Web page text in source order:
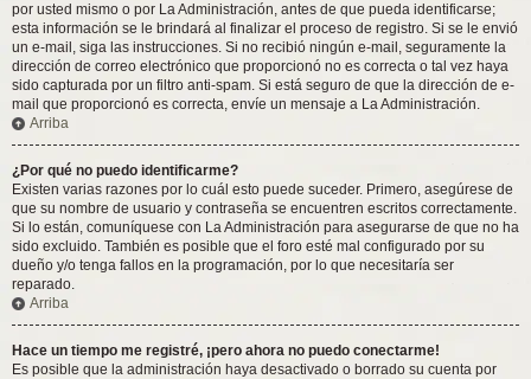
por usted mismo o por La Administración, antes de que pueda identificarse;
esta información se le brindará al finalizar el proceso de registro. Si se le envió
un e-mail, siga las instrucciones. Si no recibió ningún e-mail, seguramente la
dirección de correo electrónico que proporcionó no es correcta o tal vez haya
sido capturada por un filtro anti-spam. Si está seguro de que la dirección de e-
mail que proporcionó es correcta, envíe un mensaje a La Administración.
Arriba
¿Por qué no puedo identificarme?
Existen varias razones por lo cuál esto puede suceder. Primero, asegúrese de
que su nombre de usuario y contraseña se encuentren escritos correctamente.
Si lo están, comuníquese con La Administración para asegurarse de que no ha
sido excluido. También es posible que el foro esté mal configurado por su
dueño y/o tenga fallos en la programación, por lo que necesitaría ser
reparado.
Arriba
Hace un tiempo me registré, ¡pero ahora no puedo conectarme!
Es posible que la administración haya desactivado o borrado su cuenta por